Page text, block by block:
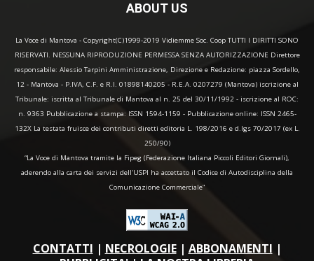
ABOUT US
La Voce di Mantova - Copyright(C)1999-2019 Vidiemme Soc. Coop TUTTI I DIRITTI SONO
RISERVATI. NESSUNA RIPRODUZIONE PERMESSA SENZA AUTORIZZAZIONE Direttore
responsabile: Alessio Tarpini Amministrazione, Direzione e Redazione: piazza Sordello,
12 - Mantova - P.IVA, C.F. e R.I. 01898140205 - R.E.A. 0207279 (Mantova) iscrizione al
Tribunale: iscritta al Tribunale di Mantova al n. 25 del 30/11/1992 - iscrizione al ROC:
n. 9363 Pubblicazione a stampa: ISSN 1594-1159 - Pubblicazione online: ISSN 2465-
132X La testata fruisce dei contributi diretti editoria L. 198/2016 e d.lgs 70/2017 (ex L.
250/90)
“La Voce di Mantova tramite la Fipeg (Federazione Italiana Piccoli Editori Giornali),
aderendo alla carta dei servizi dell'USPI ha accettato il Codice di Autodisciplina della
Comunicazione Commerciale"
CONTATTI | NECROLOGIE| ABBONAMENTI |